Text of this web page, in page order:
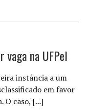
vaga na UFPel
instância a um
em favor
O caso, [...]